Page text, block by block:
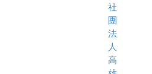
社
團
法
人
高